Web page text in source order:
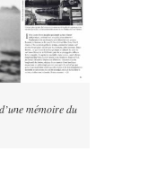
mémoire du